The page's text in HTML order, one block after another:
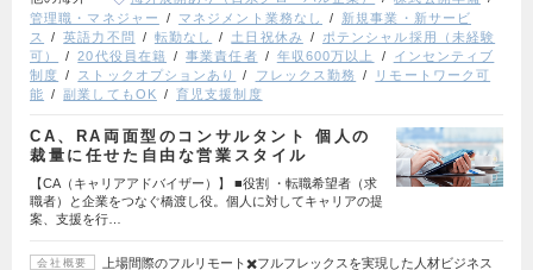
管理職・マネジャー
マネジメント業務なし
新規事業・新サービ
ス
英語力不問 転勤なし 土日祝休み
ポテンシャル採用（未経験
可）
20代役員在籍 事業責任者 年収600万以上
インセンティブ
制度
ストックオプションあり フレックス勤務
リモートワーク可
能
副業してもOK 育児支援制度
CA、RA両面型のコンサルタント 個人の
裁量に任せた自由な営業スタイル
【CA（キャリアアドバイザー）】 ■役割 ・転職希望者（求
職者）と企業をつなぐ橋渡し役。個人に対してキャリアの提
案、支援を行…
会社概要 上場間際のフルリモート✖️フルフレックスを実現した人材ビジネス